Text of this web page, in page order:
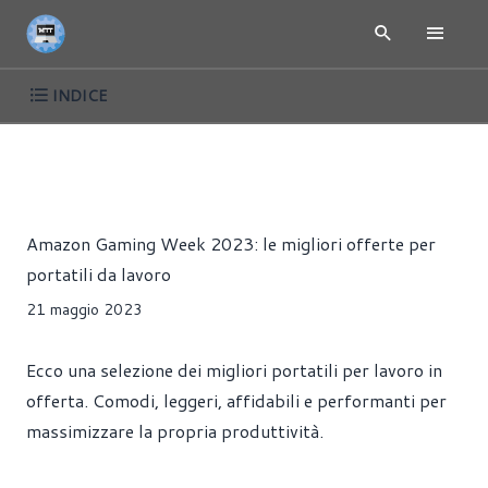
INDICE
AMAZON GAMING WEEK MAGGIO 2023 - LE MIGLIORI
Amazon Gaming Week 2023: le migliori offerte per
portatili da lavoro
21 maggio 2023
Ecco una selezione dei migliori portatili per lavoro in
offerta. Comodi, leggeri, affidabili e performanti per
massimizzare la propria produttività.